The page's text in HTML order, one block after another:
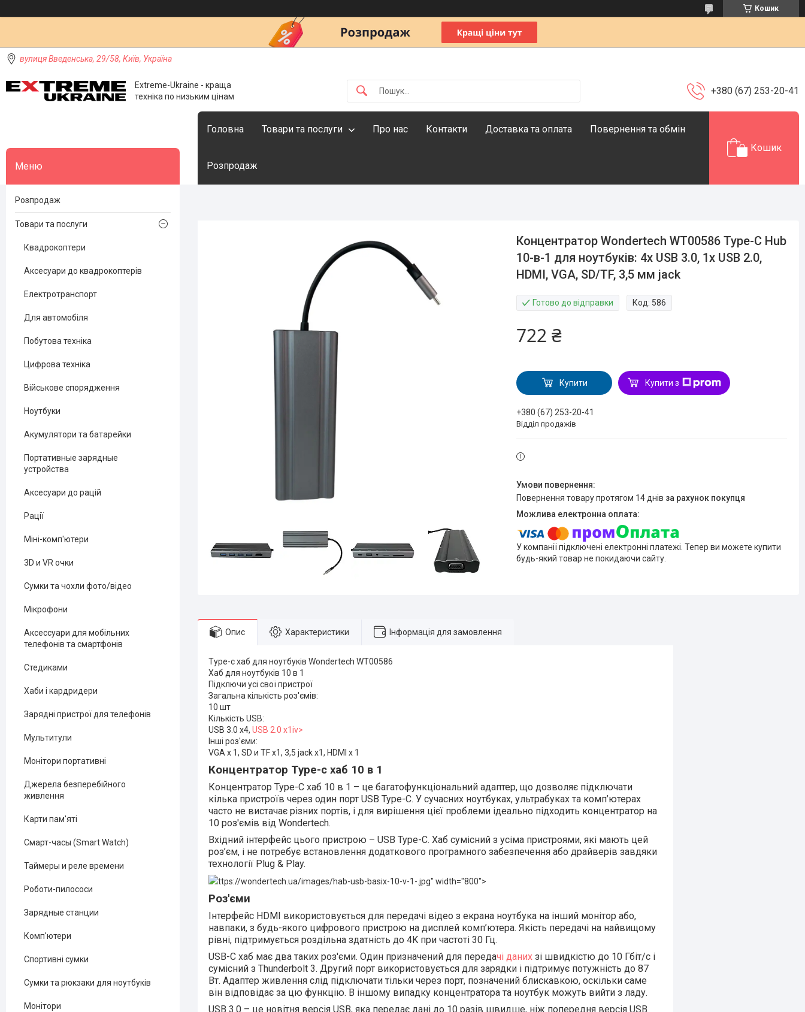
Кошик
вулиця Введенська, 29/58, Київ, Україна
Extreme-Ukraine - краща
техніка по низьким цінам
+380 (67) 253-20-41
Головна Товари та послуги Про нас Контакти Доставка та оплата Повернення та обмін
Розпродаж
Кошик
Концентратор Wondertech WT00586 Type-C Hub
10-в-1 для ноутбуків: 4x USB 3.0, 1x USB 2.0,
HDMI, VGA, SD/TF, 3,5 мм jack
Готово до відправки Код: 586
722 ₴
Купити Купити з
+380 (67) 253-20-41
Відділ продажів
повернення товару протягом 14 днів за рахунок покупця
У компанії підключені електронні платежі. Тепер ви можете купити
будь-який товар не покидаючи сайту.
Опис Характеристики Інформація для замовлення
Type-c хаб для ноутбуків Wondertech WT00586
Хаб для ноутбуків 10 в 1
Підключи усі свої пристрої
Загальна кількість роз'ємів:
10 шт
Кількість USB:
USB 3.0 x4, USB 2.0 x1iv>
Інші роз'єми:
VGA x 1, SD и TF х1, 3,5 jack x1, HDMI x 1
Концентратор Type-c хаб 10 в 1
Концентратор Type-C хаб 10 в 1 – це багатофункціональний адаптер, що дозволяє підключати
кілька пристроїв через один порт USB Type-C. У сучасних ноутбуках, ультрабуках та комп’ютерах
часто не вистачає різних портів, і для вирішення цієї проблеми ідеально підходить концентратор на
10 роз'ємів від Wondertech.
Вхідний інтерфейс цього пристрою – USB Type-C. Хаб сумісний з усіма пристроями, які мають цей
роз’єм, і не потребує встановлення додаткового програмного забезпечення або драйверів завдяки
технології Plug & Play.
ttps://wondertech.ua/images/hab-usb-basix-10-v-1-.jpg" width="800">
Роз'єми
Інтерфейс HDMI використовується для передачі відео з екрана ноутбука на інший монітор або,
навпаки, з будь-якого цифрового пристрою на дисплей комп’ютера. Якість передачі на найвищому
рівні, підтримується роздільна здатність до 4K при частоті 30 Гц.
USB-C хаб має два таких роз'єми. Один призначений для передачі даних зі швидкістю до 10 Гбіт/с і
сумісний з Thunderbolt 3. Другий порт використовується для зарядки і підтримує потужність до 87
Вт. Адаптер живлення слід підключати тільки через порт, позначений блискавкою, оскільки саме
він відповідає за цю функцію. В іншому випадку концентратора та ноутбук можуть вийти з ладу.
USB 3.0 – це новітня версія USB, яка передає дані до 10 разів швидше, ніж попередня версія USB
Розпродаж
Товари та послуги
Квадрокоптери
Аксесуари до квадрокоптерів
Електротранспорт
Для автомобіля
Побутова техніка
Цифрова техніка
Військове спорядження
Ноутбуки
Акумулятори та батарейки
Портативные зарядные
устройства
Аксесуари до рацій
Рації
Міні-комп'ютери
3D и VR очки
Сумки та чохли фото/відео
Мікрофони
Аксессуари для мобільних
телефонів та смартфонів
Стедиками
Хаби і кардридери
Зарядні пристрої для телефонів
Мультитули
Монітори портативні
Джерела безперебійного
живлення
Карти пам'яті
Смарт-часы (Smart Watch)
Таймеры и реле времени
Роботи-пилососи
Зарядные станции
Комп'ютери
Спортивні сумки
Сумки та рюкзаки для ноутбуків
Монітори